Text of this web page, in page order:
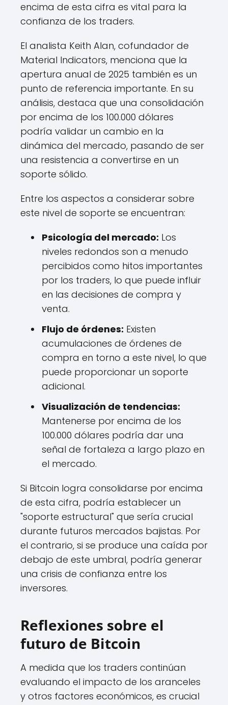
encima de esta cifra es vital para la
confianza de los traders.
El analista Keith Alan, cofundador de
Material Indicators, menciona que la
apertura anual de 2025 también es un
punto de referencia importante. En su
análisis, destaca que una consolidación
por encima de los 100.000 dólares
podría validar un cambio en la
dinámica del mercado, pasando de ser
una resistencia a convertirse en un
soporte sólido.
Entre los aspectos a considerar sobre
este nivel de soporte se encuentran:
Psicología del mercado: Los
niveles redondos son a menudo
percibidos como hitos importantes
por los traders, lo que puede influir
en las decisiones de compra y
venta.
Flujo de órdenes: Existen
acumulaciones de órdenes de
compra en torno a este nivel, lo que
puede proporcionar un soporte
adicional.
Visualización de tendencias:
Mantenerse por encima de los
100.000 dólares podría dar una
señal de fortaleza a largo plazo en
el mercado.
Si Bitcoin logra consolidarse por encima
de esta cifra, podría establecer un
"soporte estructural" que sería crucial
durante futuros mercados bajistas. Por
el contrario, si se produce una caída por
debajo de este umbral, podría generar
una crisis de confianza entre los
inversores.
Reflexiones sobre el
futuro de Bitcoin
A medida que los traders continúan
evaluando el impacto de los aranceles
y otros factores económicos, es crucial